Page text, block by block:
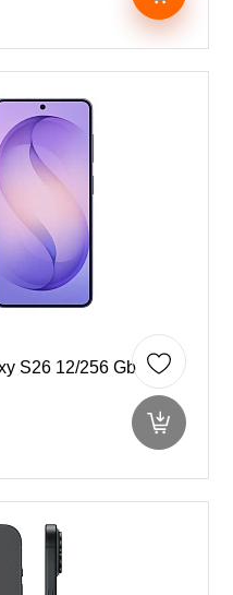
S26 12/256 Gb